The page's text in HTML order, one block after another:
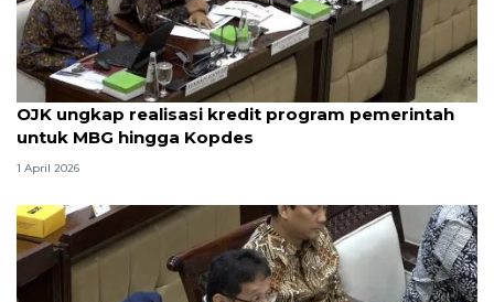
OJK ungkap realisasi kredit program pemerintah
untuk MBG hingga Kopdes
1 April 2026